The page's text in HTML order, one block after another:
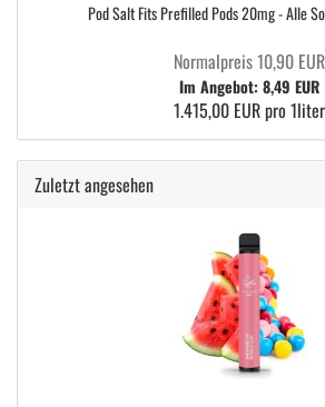
Pod Salt Fits Prefilled Pods 20mg - Alle
Normalpreis 10,90 EUR
Im Angebot: 8,49 EUR
1.415,00 EUR pro 1liter
Zuletzt angesehen